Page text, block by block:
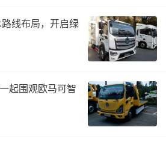
线布局，开启绿
起围观欧马可智